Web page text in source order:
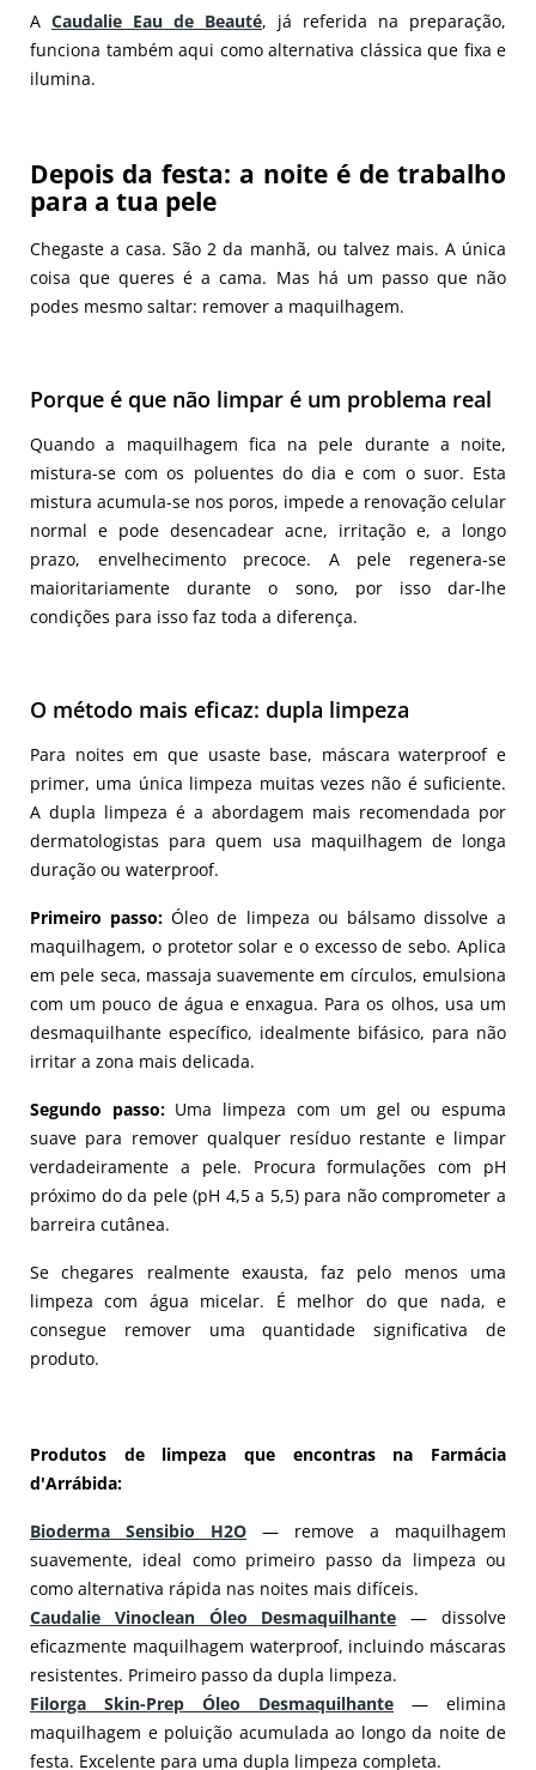
A Caudalie Eau de Beauté, já referida na preparação,
funciona também aqui como alternativa clássica que fixa e
ilumina.
Depois da festa: a noite é de trabalho
para a tua pele
Chegaste a casa. São 2 da manhã, ou talvez mais. A única
coisa que queres é a cama. Mas há um passo que não
podes mesmo saltar: remover a maquilhagem.
Porque é que não limpar é um problema real
Quando a maquilhagem fica na pele durante a noite,
mistura-se com os poluentes do dia e com o suor. Esta
mistura acumula-se nos poros, impede a renovação celular
normal e pode desencadear acne, irritação e, a longo
prazo, envelhecimento precoce. A pele regenera-se
maioritariamente durante o sono, por isso dar-lhe
condições para isso faz toda a diferença.
O método mais eficaz: dupla limpeza
Para noites em que usaste base, máscara waterproof e
primer, uma única limpeza muitas vezes não é suficiente.
A dupla limpeza é a abordagem mais recomendada por
dermatologistas para quem usa maquilhagem de longa
duração ou waterproof.
Primeiro passo: Óleo de limpeza ou bálsamo dissolve a
maquilhagem, o protetor solar e o excesso de sebo. Aplica
em pele seca, massaja suavemente em círculos, emulsiona
com um pouco de água e enxagua. Para os olhos, usa um
desmaquilhante específico, idealmente bifásico, para não
irritar a zona mais delicada.
Segundo passo:Uma limpeza com um gel ou espuma
suave para remover qualquer resíduo restante e limpar
verdadeiramente a pele. Procura formulações com pH
próximo do da pele (pH 4,5 a 5,5) para não comprometer a
barreira cutânea.
Se chegares realmente exausta, faz pelo menos uma
limpeza com água micelar. É melhor do que nada, e
consegue remover uma quantidade significativa de
produto.
Produtos de limpeza que encontras na Farmácia
d'Arrábida:
Bioderma Sensibio H2O — remove a maquilhagem
suavemente, ideal como primeiro passo da limpeza ou
como alternativa rápida nas noites mais difíceis.
Caudalie Vinoclean Óleo Desmaquilhante — dissolve
eficazmente maquilhagem waterproof, incluindo máscaras
resistentes. Primeiro passo da dupla limpeza.
Filorga Skin-Prep Óleo Desmaquilhante — elimina
maquilhagem e poluição acumulada ao longo da noite de
festa. Excelente para uma dupla limpeza completa.